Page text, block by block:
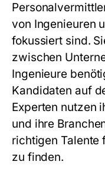
von Ingenieuren
fokussiert sind.
zwischen
Ingenieure
Kandidaten auf
Experten nutzen
und ihre
richtigen Talente
zu finden.